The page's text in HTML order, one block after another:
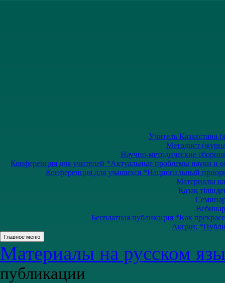
Учитель Казахстана
Методист
Научно-методические
Конференция для учителей *Актуальные проблемы науки и
Конференция для учащихся *Национальный
Материалы
Қазақ
Бесплатная публикация *Как
Акции:
Главное меню
Материалы на русском
публикации